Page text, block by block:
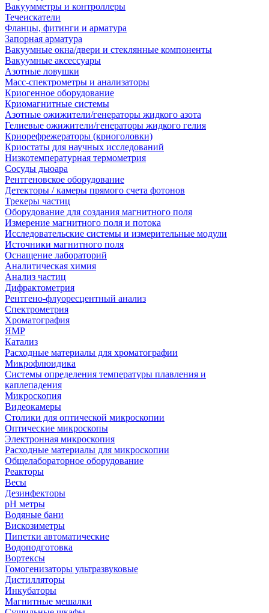
Вакуумметры и контроллеры
Течеискатели
Фланцы, фитинги и арматура
Запорная арматура
Вакуумные окна/двери и стеклянные компоненты
Вакуумные аксессуары
Азотные ловушки
Масс-спектрометры и анализаторы
Криогенное оборудование
Криомагнитные системы
Азотные ожижители/генераторы жидкого азота
Гелиевые ожижители/генераторы жидкого гелия
Криорефрежераторы (криоголовки)
Криостаты для научных исследований
Низкотемпературная термометрия
Сосуды дьюара
Рентгеновское оборудование
Детекторы / камеры прямого счета фотонов
Трекеры частиц
Оборудование для создания магнитного поля
Измерение магнитного поля и потока
Исследовательские системы и измерительные модули
Источники магнитного поля
Оснащение лабораторий
Аналитическая химия
Анализ частиц
Дифрактометрия
Рентгено-флуоресцентный анализ
Спектрометрия
Хроматография
ЯМР
Катализ
Расходные материалы для хроматографии
Микрофлюидика
Системы определения температуры плавления и
каплепадения
Микроскопия
Видеокамеры
Столики для оптической микроскопии
Оптические микроскопы
Электронная микроскопия
Расходные материалы для микроскопии
Общелабораторное оборудование
Реакторы
Весы
Дезинфекторы
рН метры
Водяные бани
Вискозиметры
Пипетки автоматические
Водоподготовка
Вортексы
Гомогенизаторы ультразвуковые
Дистилляторы
Инкубаторы
Магнитные мешалки